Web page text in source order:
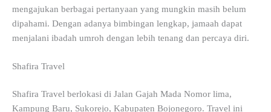
mengajukan berbagai pertanyaan yang mungkin masih belum
dipahami. Dengan adanya bimbingan lengkap, jamaah dapat
menjalani ibadah umroh dengan lebih tenang dan percaya diri.
Shafira Travel
Shafira Travel berlokasi di Jalan Gajah Mada Nomor lima,
Kampung Baru, Sukorejo, Kabupaten Bojonegoro. Travel ini